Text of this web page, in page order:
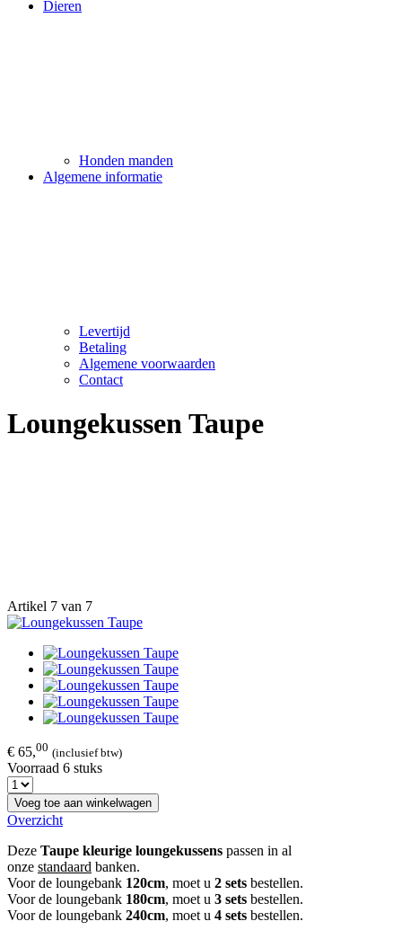
Dieren
Honden manden
Algemene informatie
Levertijd
Betaling
Algemene voorwaarden
Contact
Loungekussen Taupe
Artikel 7 van 7
€ 65,00 (inclusief btw)
Voorraad 6 stuks
Voeg toe aan winkelwagen
Overzicht
Deze Taupe kleurige loungekussens passen in al
onze standaard banken.
Voor de loungebank 120cm, moet u 2 sets bestellen.
Voor de loungebank 180cm, moet u 3 sets bestellen.
Voor de loungebank 240cm, moet u 4 sets bestellen.